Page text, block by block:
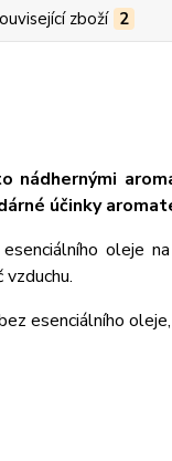
zboží 2
nádhernými
účinky
oleje
esenciálního